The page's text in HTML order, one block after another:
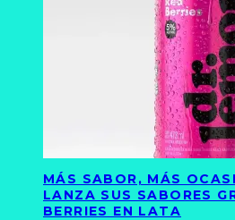
MÁS SABOR, MÁS
LANZA SUS SABORES
BERRIES EN LATA